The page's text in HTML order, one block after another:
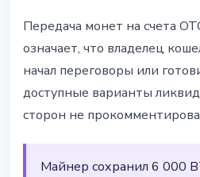
Передача монет на счета
означает, что владелец
начал переговоры или
доступные варианты
сторон не
Майнер сохранил 6 000